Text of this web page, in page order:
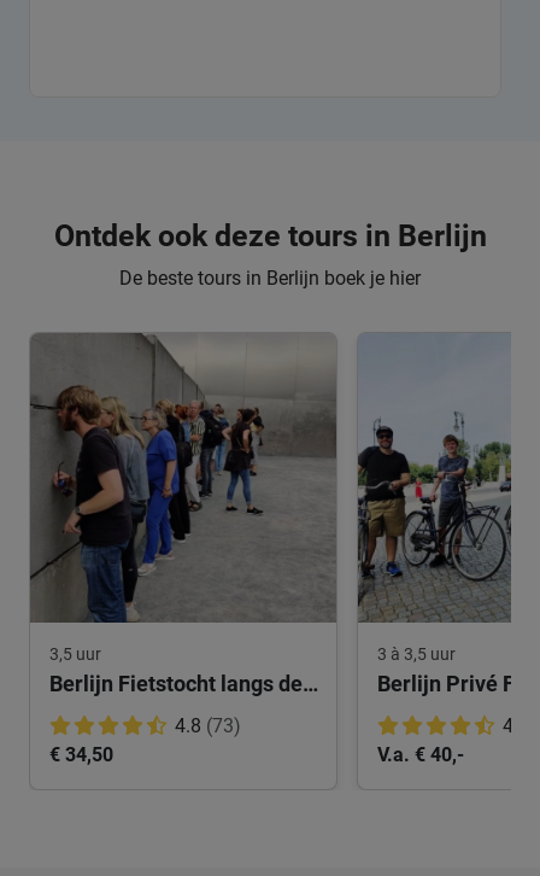
Ontdek ook deze tours in Berlijn
De beste tours in Berlijn boek je hier
3,5 uur
Berlijn Fietstocht langs de muur
4.8 (73)
€ 34,50
3 à 3,5 uur
Berlijn Privé
4.9
V.a. € 40,-